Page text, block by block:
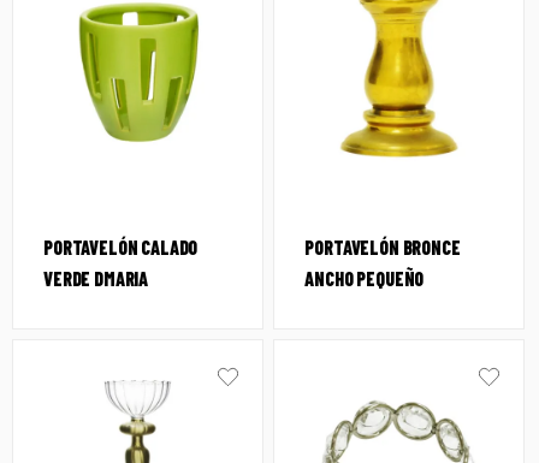
PORTAVELÓN CALADO
VERDE DMARIA
PORTAVELÓN BRONCE
ANCHO PEQUEÑO